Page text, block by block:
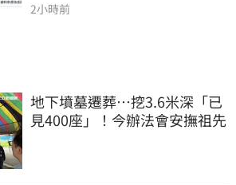
2小時前
地下墳墓遷葬…挖3.6米深「已
見400座」！今辦法會安撫祖先